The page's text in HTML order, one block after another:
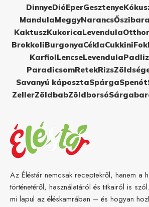
DinnyeDióEperGesztenye
MandulaMeggyNarancs
KaktuszKukoricaLevendula
BrokkoliBurgonyaCéklaCukkini
KarfiolLencseLevendula
ParadicsomRetekRizs
Savanyú káposztaSpárgaSpenót
ZellerZöldbabZöldborsó
Az Éléstár nemcsak receptekről, hanem a
történetéről, használatáról és titkairól is
mi lapul az éléskamrában – és hogyan